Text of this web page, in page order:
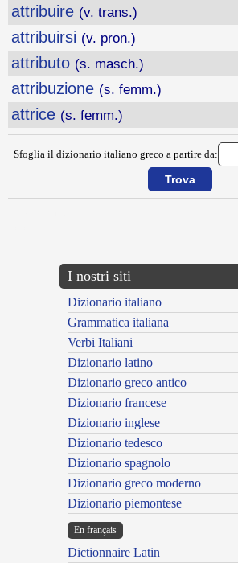
attribuire (v. trans.)
attribuirsi (v. pron.)
attributo (s. masch.)
attribuzione (s. femm.)
attrice (s. femm.)
Sfoglia il dizionario italiano greco a partire da:
I nostri siti
Dizionario italiano
Grammatica italiana
Verbi Italiani
Dizionario latino
Dizionario greco antico
Dizionario francese
Dizionario inglese
Dizionario tedesco
Dizionario spagnolo
Dizionario greco moderno
Dizionario piemontese
En français
Dictionnaire Latin